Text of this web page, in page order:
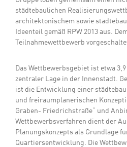
städtebaulichen
architektonischem sowie
Ideenteil gemäß RPW 2013 aus.
Teilnahmewettbewerb
Das Wettbewerbsgebiet ist etwa
zentraler Lage in der Innenstadt.
ist die Entwicklung einer
und freiraumplanerischen
Graben- Friedrichstraße“ und
Wettbewerbsverfahren dient der
Planungskonzepts als Grundlage
Quartiersentwicklung. Die